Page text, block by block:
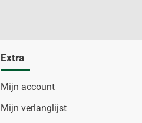
Extra
Mijn account
Mijn verlanglijst